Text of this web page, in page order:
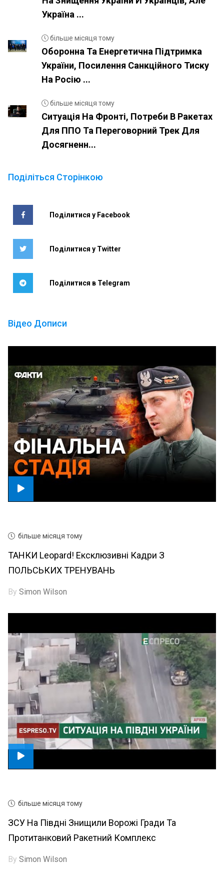
Україна ...
більше місяця тому
Оборонна Та Енергетична Підтримка
України, Посилення Санкційного Тиску
На Росію ...
більше місяця тому
Ситуація На Фронті, Потреби В Ракетах
Для ППО Та Переговорний Трек Для
Досягненн...
Поділіться Сторінкою
Поділитися у Facebook
Поділитися у Twitter
Поділитися в Telegram
Відео Дописи
більше місяця тому
ТАНКИ Leopard! Ексклюзивні Кадри З
ПОЛЬСЬКИХ ТРЕНУВАНЬ
BySimon Wilson
більше місяця тому
ЗСУ На Півдні Знищили Ворожі Гради Та
Протитанковий Ракетний Комплекс
BySimon Wilson